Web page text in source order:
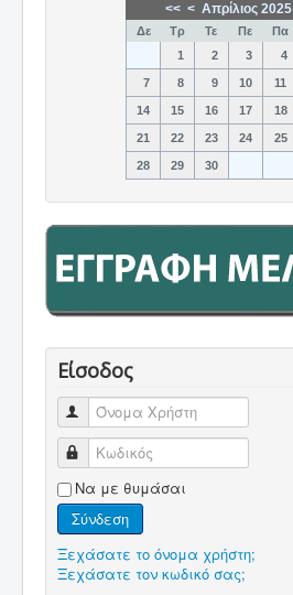
<< < Απρίλιος 2025
Δε Τρ Τε Πε Πα
1
2 3 4
7 8 9 10 11
14 15 16 17 18
21 22 23 24 25
28 29 30
Είσοδος
Όνομα Χρήστη
Κωδικός
Να με θυμάσαι
Σύνδεση
Ξεχάσατε το όνομα χρήστη;
Ξεχάσατε τον κωδικό σας;